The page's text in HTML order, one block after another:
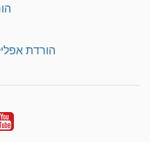
הורדת